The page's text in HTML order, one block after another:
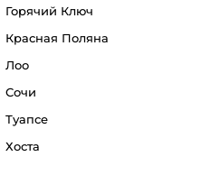
Горячий Ключ
Красная Поляна
Лоо
Сочи
Туапсе
Хоста